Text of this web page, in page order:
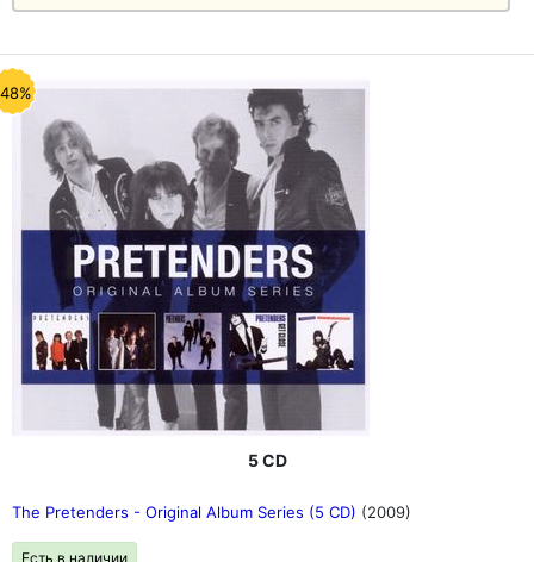
5 CD
The Pretenders - Original Album Series (5 CD) (2009)
Есть в наличии